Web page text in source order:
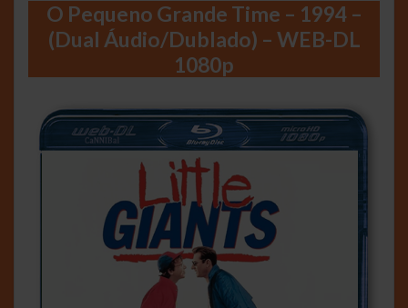
O Pequeno Grande Time – 1994 –
(Dual Áudio/Dublado) – WEB-DL
1080p